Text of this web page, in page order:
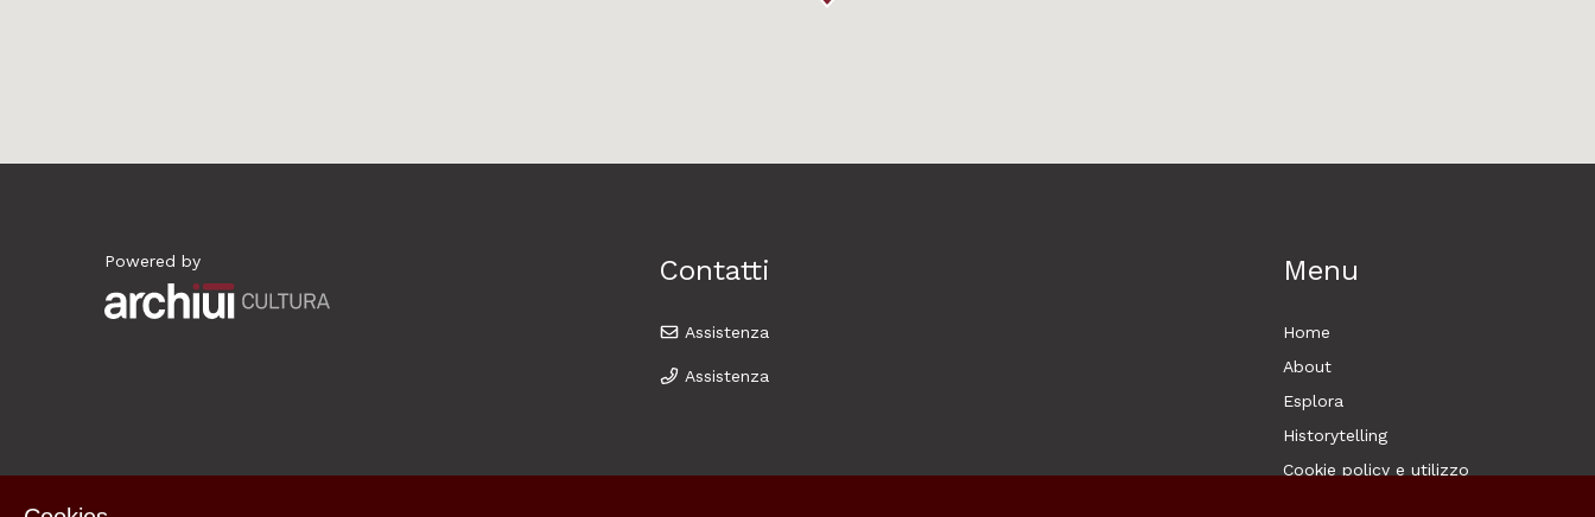
Contatti
Assistenza
Assistenza
Menu
Home
About
Esplora
Historytelling
Cookie policy e utilizzo
Powered by
Archiui